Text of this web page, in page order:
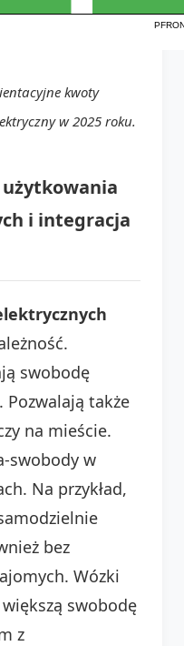
kwoty
w 2025 roku.
i integracja
swobodę
także
na mieście.
swobody w
Na przykład,
bez
Wózki
swobodę
z